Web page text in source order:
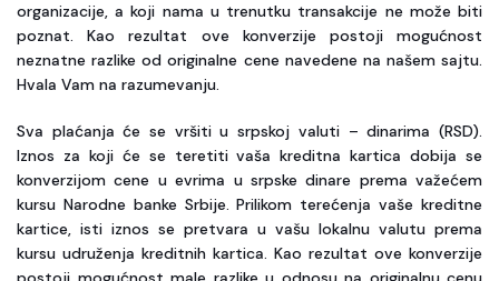
organizacije, a koji nama u trenutku transakcije ne može biti
poznat. Kao rezultat ove konverzije postoji mogućnost
neznatne razlike od originalne cene navedene na našem sajtu.
Hvala Vam na razumevanju.
Sva plaćanja će se vršiti u srpskoj valuti – dinarima (RSD).
Iznos za koji će se teretiti vaša kreditna kartica dobija se
konverzijom cene u evrima u srpske dinare prema važećem
kursu Narodne banke Srbije. Prilikom terećenja vaše kreditne
kartice, isti iznos se pretvara u vašu lokalnu valutu prema
kursu udruženja kreditnih kartica. Kao rezultat ove konverzije